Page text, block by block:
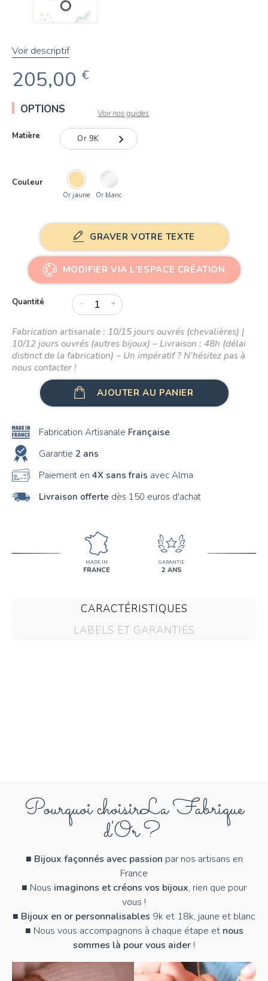
Voir descriptif
205,00 €
OPTIONS Voir nos guides
Matière Or 9K
Or 18K
Couleur
Or jaune Or blanc
GRAVER VOTRE TEXTE
MODIFIER VIA L'ESPACE CRÉATION
Quantité - +
Fabrication artisanale : 10/15 jours ouvrés (chevalières) |
10/12 jours ouvrés (autres bijoux) – Livraison : 48h (délai
distinct de la fabrication) – Un impératif ? N’hésitez pas à
nous contacter !
AJOUTER AU PANIER
Fabrication Artisanale Française
Garantie 2 ans
Paiement en 4X sans frais avec Alma
Livraison offerte dès 150 euros d'achat
MADE IN
FRANCE
GARANTIE
2 ANS
CARACTÉRISTIQUES
LABELS ET GARANTIES
Pourquoi choisirLa Fabrique
d'Or ?
■ Bijoux façonnés avec passion par nos artisans en
France
■ Nous imaginons et créons vos bijoux, rien que pour
vous !
■ Bijoux en or personnalisables 9k et 18k, jaune et blanc
■ Nous vous accompagnons à chaque étape et nous
sommes là pour vous aider !